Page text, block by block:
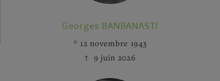
Georges BANBANASTI
12 novembre 1943
9 juin 2026